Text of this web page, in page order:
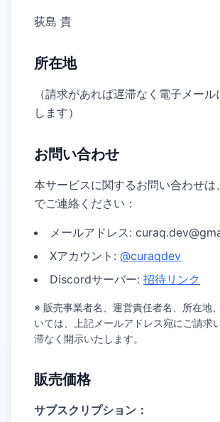
荻島 貴
所在地
（請求があれば遅滞なく電子メー
します）
お問い合わせ
本サービスに関するお問い合わせは
でご連絡ください：
メールアドレス:
Xアカウント: @curaqdev
Discordサーバー: 招待リンク
※ 販売事業者名、運営責任者名、所在地
いては、上記メールアドレス宛にご請求
滞なく開示いたします。
販売価格
サブスクリプション：